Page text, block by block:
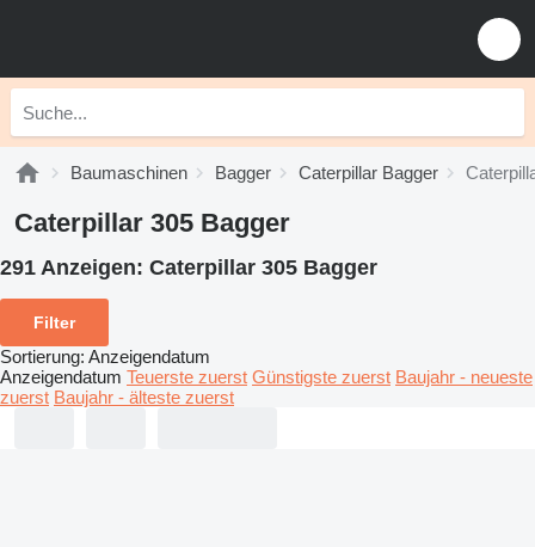
Baumaschinen Bagger Caterpillar Bagger
Caterpillar 305 Bagger
291 Anzeigen: Caterpillar 305 Bagger
Filter
Sortierung: Anzeigendatum
Anzeigendatum Teuerste zuerst Günstigste zuerst Baujahr - neueste
zuerst Baujahr - älteste zuerst